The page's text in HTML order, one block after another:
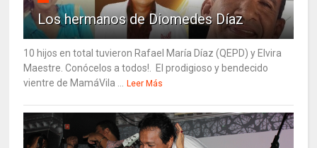
Los hermanos de Diomedes Díaz
10 hijos en total tuvieron Rafael María Díaz (QEPD) y Elvira
Maestre. Conócelos a todos!. El prodigioso y bendecido
vientre de MamáVila ...
Leer Más